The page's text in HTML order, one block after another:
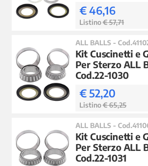
€ 46,16
Listino€ 57,71
ALL BALLS -
Kit Cuscinetti e
Per Sterzo ALL
Cod.22-1030
€ 52,20
Listino€ 65,25
ALL BALLS -
Kit Cuscinetti e
Per Sterzo ALL
Cod.22-1031